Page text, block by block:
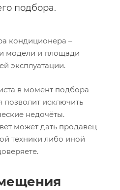
подбора.
кондиционера –
модели и площади
эксплуатации.
в момент подбора
исключить
недочёты.
может дать продавец
техники либо иной